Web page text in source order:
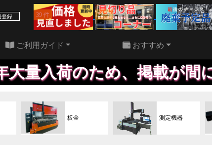
登録 39 件 22 件
ご利用ガイド おすすめ
め、掲載が間に合って
板金 測定機器